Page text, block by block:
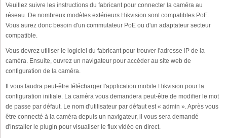
Veuillez suivre les instructions du fabricant pour connecter la caméra au
réseau. De nombreux modèles extérieurs Hikvision sont compatibles PoE.
Vous aurez donc besoin d'un commutateur PoE ou d'un adaptateur secteur
compatible.
Vous devrez utiliser le logiciel du fabricant pour trouver l'adresse IP de la
caméra. Ensuite, ouvrez un navigateur pour accéder au site web de
configuration de la caméra.
Il vous faudra peut-être télécharger l'application mobile Hikvision pour la
configuration initiale. La caméra vous demandera peut-être de modifier le mot
de passe par défaut. Le nom d'utilisateur par défaut est « admin ». Après vous
être connecté à la caméra depuis un navigateur, il vous sera demandé
d'installer le plugin pour visualiser le flux vidéo en direct.